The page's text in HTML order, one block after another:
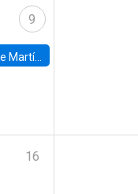
9
Doctorado en Economía UC
16